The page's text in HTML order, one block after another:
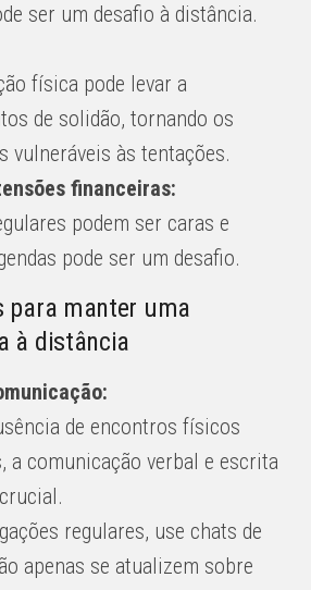
ser um desafio à distância.
física pode levar a
de solidão, tornando os
vulneráveis ​​às tentações.
financeiras:
podem ser caras e
pode ser um desafio.
para manter uma
à distância
de encontros físicos
a comunicação verbal e escrita
regulares, use chats de
apenas se atualizem sobre